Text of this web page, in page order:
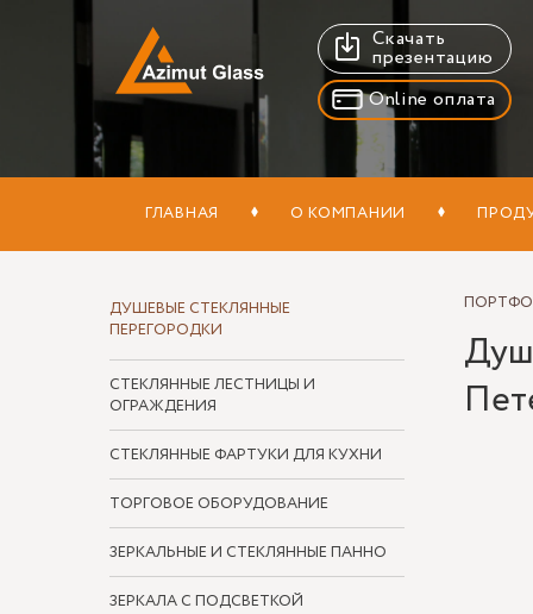
Скачать
презентацию
Online оплата
ГЛАВНАЯ О КОМПАНИИ
ДУШЕВЫЕ СТЕКЛЯННЫЕ
ПЕРЕГОРОДКИ
СТЕКЛЯННЫЕ ЛЕСТНИЦЫ И
ОГРАЖДЕНИЯ
СТЕКЛЯННЫЕ ФАРТУКИ ДЛЯ КУХНИ
ТОРГОВОЕ ОБОРУДОВАНИЕ
ЗЕРКАЛЬНЫЕ И СТЕКЛЯННЫЕ ПАННО
ЗЕРКАЛА С ПОДСВЕТКОЙ